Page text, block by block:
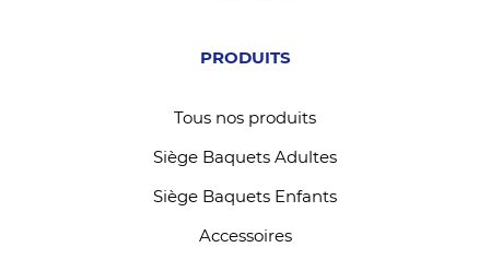
PRODUITS
Tous nos produits
Siège Baquets Adultes
Siège Baquets Enfants
Accessoires